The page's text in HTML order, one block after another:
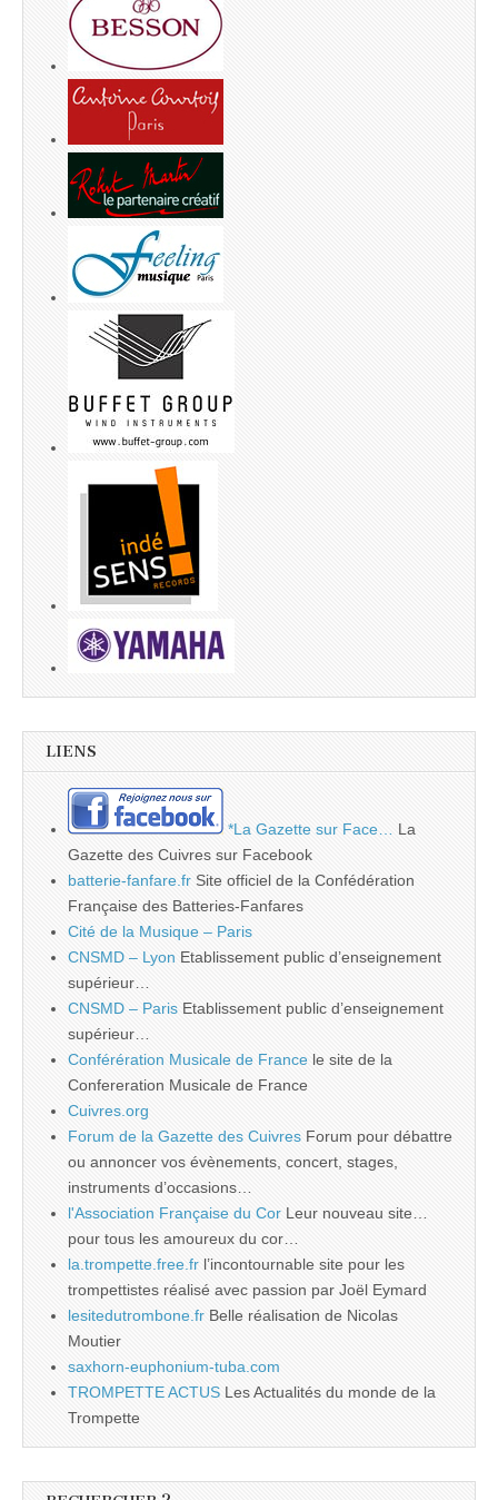
LIENS
*La Gazette sur Face…
La
Gazette des Cuivres sur Facebook
batterie-fanfare.fr Site officiel de la Confédération
Française des Batteries-Fanfares
Cité de la Musique – Paris
CNSMD – Lyon Etablissement public d’enseignement
supérieur…
CNSMD – Paris Etablissement public d’enseignement
supérieur…
Conférération Musicale de France le site de la
Confereration Musicale de France
Cuivres.org
Forum de la Gazette des Cuivres Forum pour débattre
ou annoncer vos évènements, concert, stages,
instruments d’occasions…
l'Association Française du Cor Leur nouveau site…
pour tous les amoureux du cor…
la.trompette.free.fr l’incontournable site pour les
trompettistes réalisé avec passion par Joël Eymard
lesitedutrombone.fr Belle réalisation de Nicolas
Moutier
saxhorn-euphonium-tuba.com
TROMPETTE ACTUS Les Actualités du monde de la
Trompette